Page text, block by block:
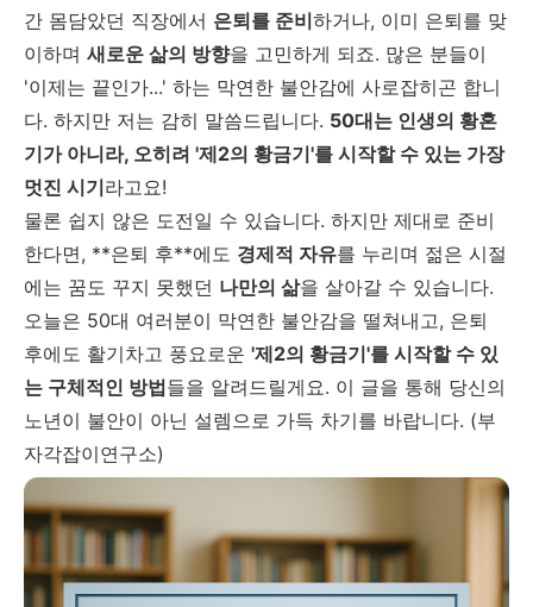
간 몸담았던 직장에서 은퇴를 준비하거나, 이미 은퇴를 맞
이하며 새로운 삶의 방향을 고민하게 되죠. 많은 분들이
'이제는 끝인가...' 하는 막연한 불안감에 사로잡히곤 합니
다. 하지만 저는 감히 말씀드립니다. 50대는 인생의 황혼
기가 아니라, 오히려 '제2의 황금기'를 시작할 수 있는 가장
멋진 시기라고요!
물론 쉽지 않은 도전일 수 있습니다. 하지만 제대로 준비
한다면, **은퇴 후**에도 경제적 자유를 누리며 젊은 시절
에는 꿈도 꾸지 못했던 나만의 삶을 살아갈 수 있습니다.
오늘은 50대 여러분이 막연한 불안감을 떨쳐내고, 은퇴
후에도 활기차고 풍요로운 '제2의 황금기'를 시작할 수 있
는 구체적인 방법들을 알려드릴게요. 이 글을 통해 당신의
노년이 불안이 아닌 설렘으로 가득 차기를 바랍니다. (부
자각잡이연구소)